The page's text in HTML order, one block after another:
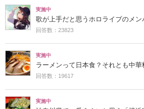
実施中
歌が上手だと思うホロライブのメン
回答数：23823
実施中
ラーメンって日本食？それとも中華
回答数：19617
実施中